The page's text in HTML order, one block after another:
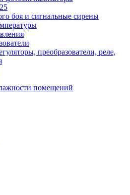
боя и сигнальные сирены
преобразователи, реле,
помещений